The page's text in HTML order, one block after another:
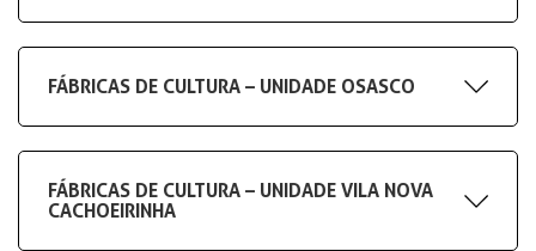
FÁBRICAS DE CULTURA – UNIDADE OSASCO
FÁBRICAS DE CULTURA – UNIDADE VILA NOVA
CACHOEIRINHA